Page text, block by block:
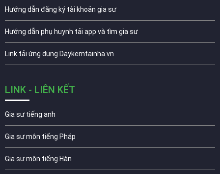
Hướng dẫn đăng ký tài khoản gia sư
Hướng dẫn phụ huynh tải app và tìm gia sư
Link tải ứng dụng Daykemtainha.vn
LINK - LIÊN KẾT
Gia sư tiếng anh
Gia sư môn tiếng Pháp
Gia sư môn tiếng Hàn